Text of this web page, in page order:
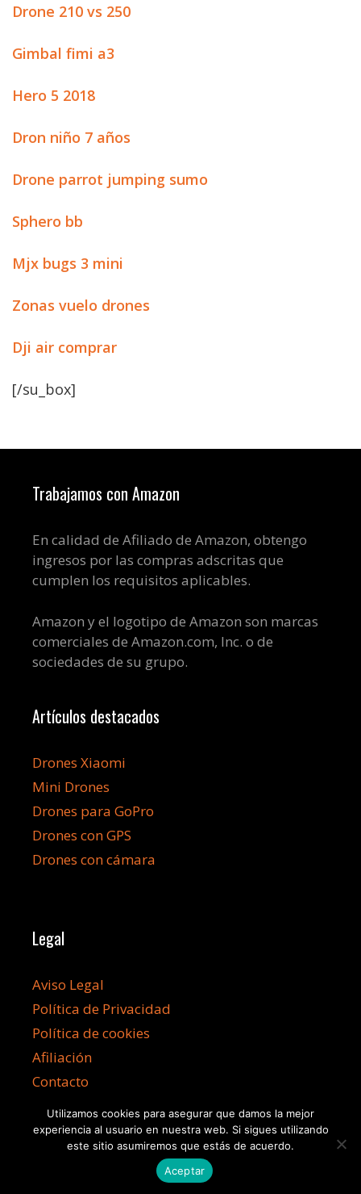
Drone 210 vs 250
Gimbal fimi a3
Hero 5 2018
Dron niño 7 años
Drone parrot jumping sumo
Sphero bb
Mjx bugs 3 mini
Zonas vuelo drones
Dji air comprar
[/su_box]
Trabajamos con Amazon
En calidad de Afiliado de Amazon, obtengo
ingresos por las compras adscritas que
cumplen los requisitos aplicables.
Amazon y el logotipo de Amazon son marcas
comerciales de Amazon.com, Inc. o de
sociedades de su grupo.
Artículos destacados
Drones Xiaomi
Mini Drones
Drones para GoPro
Drones con GPS
Drones con cámara
Legal
Aviso Legal
Política de Privacidad
Política de cookies
Afiliación
Contacto
©2026 Dronesbaratos.info
Utilizamos cookies para asegurar que damos la mejor
experiencia al usuario en nuestra web. Si sigues utilizando
este sitio asumiremos que estás de acuerdo.
Aceptar